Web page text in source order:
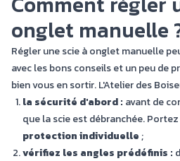
onglet manuelle
Régler une scie à onglet manuelle
avec les bons conseils et un peu de
bien vous en sortir. L'Atelier des
la sécurité d'abord : avant de
que la scie est débranchée.
protection individuelle;
vérifiez les angles prédéfinis :